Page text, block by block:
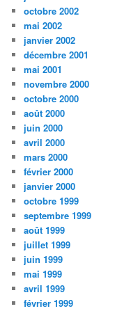
octobre 2002
mai 2002
janvier 2002
décembre 2001
mai 2001
novembre 2000
octobre 2000
août 2000
juin 2000
avril 2000
mars 2000
février 2000
janvier 2000
octobre 1999
septembre 1999
août 1999
juillet 1999
juin 1999
mai 1999
avril 1999
février 1999